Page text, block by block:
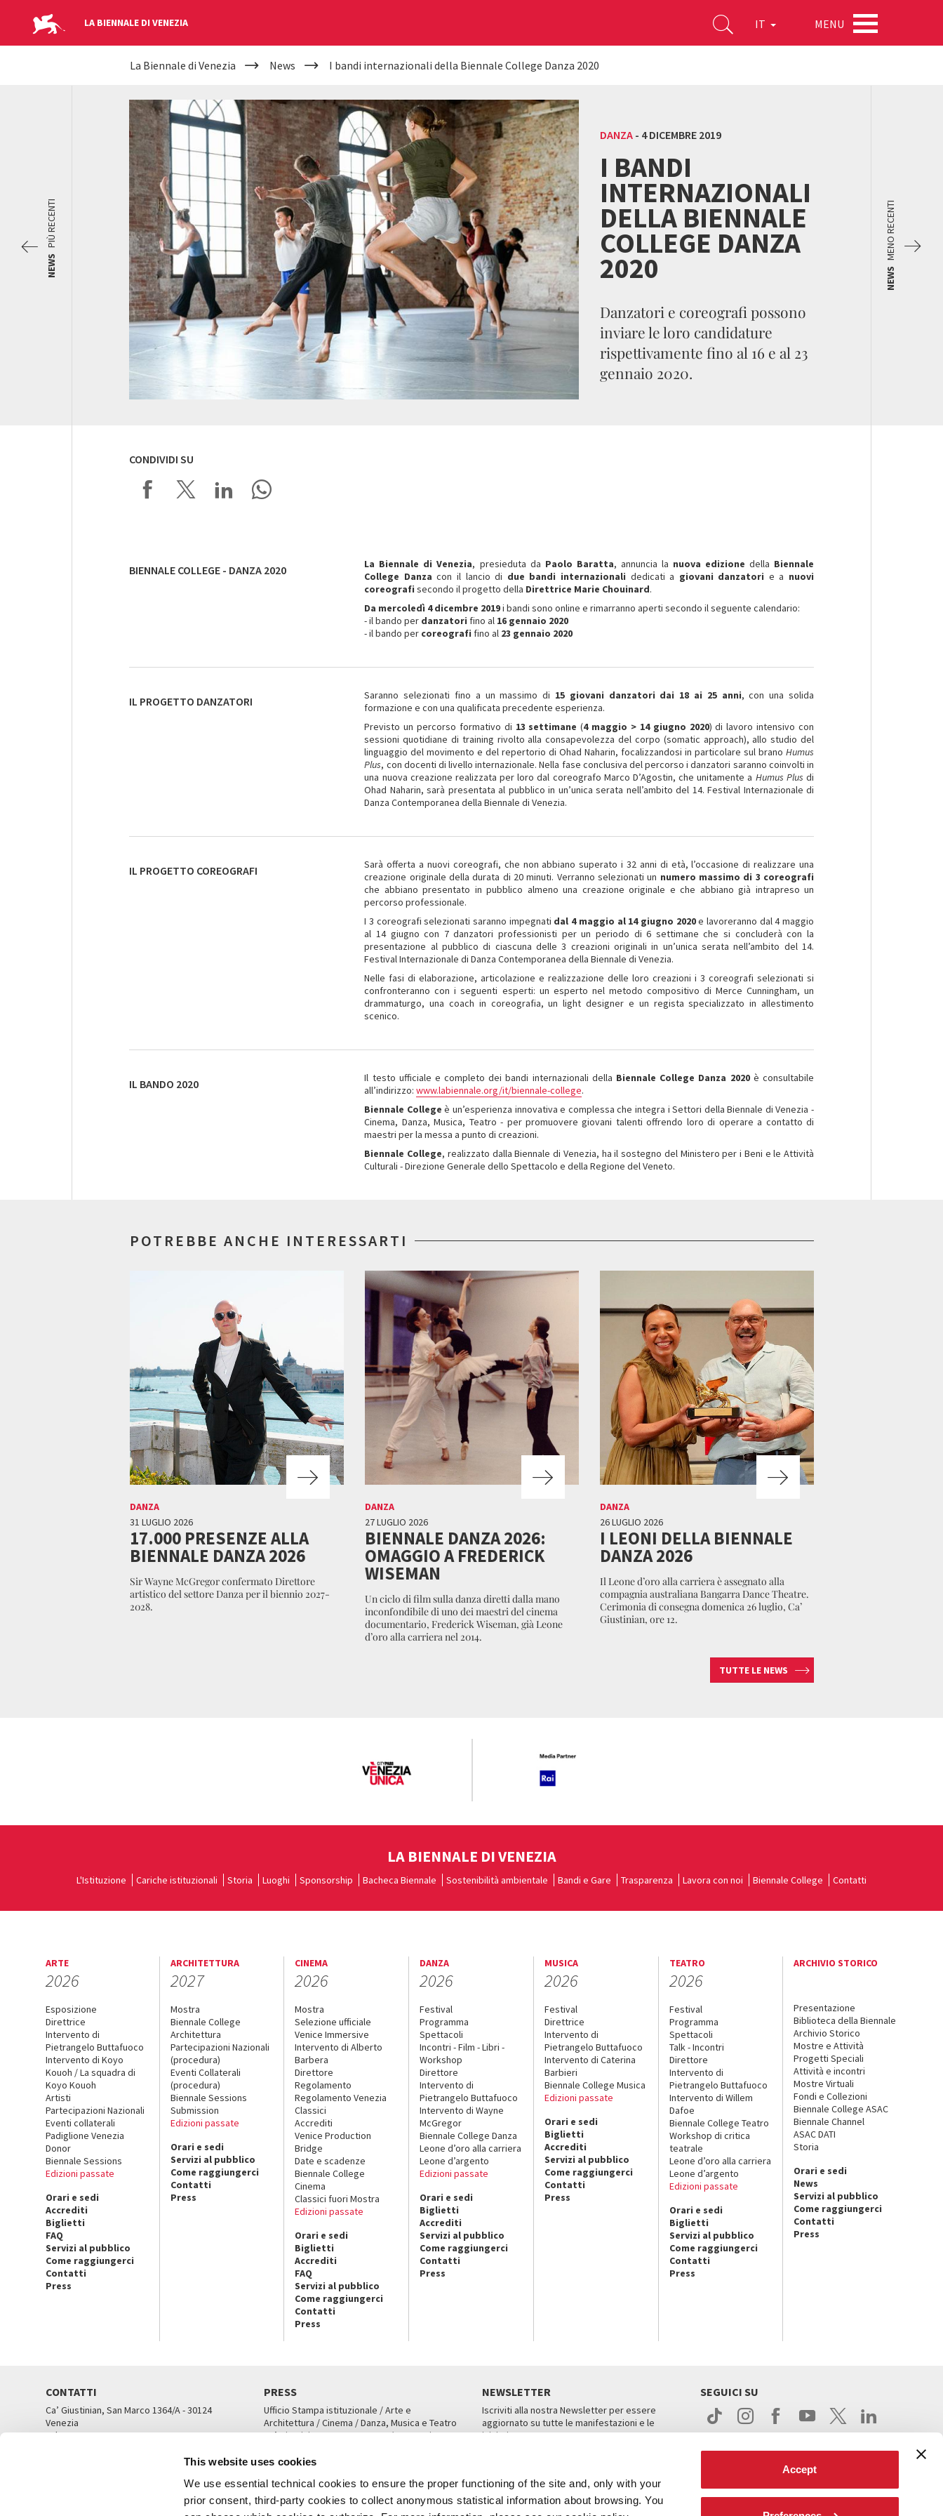
This website uses cookies
We use essential technical cookies to ensure the proper functioning of the site and, only with your
prior consent, third-party cookies to collect anonymous statistical information about browsing. You
Accept
LA BIENNALE DI VENEZIA IT MENU
YOUR
HERE
La Biennale di Venezia News I bandi internazionali della Biennale College Danza 2020
DANZA- 4 DICEMBRE 2019
I BANDI
INTERNAZIONALI
DELLA BIENNALE
COLLEGE DANZA
2020
Danzatori e coreografi possono
inviare le loro candidature
rispettivamente fino al 16 e al 23
gennaio 2020.
NEWS
MENO RECENTI
NEWS
PIÙ RECENTI
CONDIVIDI SU
BIENNALE COLLEGE - DANZA 2020 La Biennale di Venezia, presieduta da Paolo Baratta, annuncia la nuova edizione della Biennale
College Danza con il lancio di due bandi internazionali dedicati a giovani danzatori e a nuovi
coreografi secondo il progetto della Direttrice Marie Chouinard.
Da mercoledì 4 dicembre 2019i bandi sono online e rimarranno aperti secondo il seguente calendario:
- il bando per danzatori fino al 16 gennaio 2020
- il bando per coreografi fino al 23 gennaio 2020
IL PROGETTO DANZATORI Saranno selezionati fino a un massimo di 15 giovani danzatori dai 18 ai 25 anni, con una solida
formazione e con una qualificata precedente esperienza.
Previsto un percorso formativo di 13 settimane (4 maggio > 14 giugno 2020) di lavoro intensivo con
sessioni quotidiane di training rivolto alla consapevolezza del corpo (somatic approach), allo studio del
linguaggio del movimento e del repertorio di Ohad Naharin, focalizzandosi in particolare sul brano Humus
Plus, con docenti di livello internazionale. Nella fase conclusiva del percorso i danzatori saranno coinvolti in
una nuova creazione realizzata per loro dal coreografo Marco D’Agostin, che unitamente a Humus Plus di
Ohad Naharin, sarà presentata al pubblico in un’unica serata nell’ambito del 14. Festival Internazionale di
Danza Contemporanea della Biennale di Venezia.
IL PROGETTO COREOGRAFI
Sarà offerta a nuovi coreografi, che non abbiano superato i 32 anni di età, l’occasione di realizzare una
creazione originale della durata di 20 minuti. Verranno selezionati un numero massimo di 3 coreografi
che abbiano presentato in pubblico almeno una creazione originale e che abbiano già intrapreso un
percorso professionale.
I 3 coreografi selezionati saranno impegnati dal 4 maggio al 14 giugno 2020e lavoreranno dal 4 maggio
al 14 giugno con 7 danzatori professionisti per un periodo di 6 settimane che si concluderà con la
presentazione al pubblico di ciascuna delle 3 creazioni originali in un’unica serata nell’ambito del 14.
Festival Internazionale di Danza Contemporanea della Biennale di Venezia.
Nelle fasi di elaborazione, articolazione e realizzazione delle loro creazioni i 3 coreografi selezionati si
confronteranno con i seguenti esperti: un esperto nel metodo compositivo di Merce Cunningham, un
drammaturgo, una coach in coreografia, un light designer e un regista specializzato in allestimento
scenico.
IL BANDO 2020 Il testo ufficiale e completo dei bandi internazionali della Biennale College Danza 2020è consultabile
all’indirizzo:www.labiennale.org/it/biennale-college.
Biennale College è un’esperienza innovativa e complessa che integra i Settori della Biennale di Venezia -
Cinema, Danza, Musica, Teatro - per promuovere giovani talenti offrendo loro di operare a contatto di
maestri per la messa a punto di creazioni.
Biennale College, realizzato dalla Biennale di Venezia, ha il sostegno del Ministero per i Beni e le Attività
Culturali - Direzione Generale dello Spettacolo e della Regione del Veneto.
POTREBBE ANCHE INTERESSARTI
DANZA
31 LUGLIO 2026
17.000 PRESENZE ALLA
BIENNALE DANZA 2026
Sir Wayne McGregor confermato Direttore
artistico del settore Danza per il biennio 2027-
2028.
DANZA
27 LUGLIO 2026
BIENNALE DANZA 2026:
OMAGGIO A FREDERICK
WISEMAN
Un ciclo di film sulla danza diretti dalla mano
inconfondibile di uno dei maestri del cinema
documentario, Frederick Wiseman, già Leone
d’oro alla carriera nel 2014.
DANZA
26 LUGLIO 2026
I LEONI DELLA BIENNALE
DANZA 2026
Il Leone d’oro alla carriera è assegnato alla
compagnia australiana Bangarra Dance Theatre.
Cerimonia di consegna domenica 26 luglio, Ca’
Giustinian, ore 12.
TUTTE LE NEWS
LA BIENNALE DI VENEZIA
L'Istituzione Cariche istituzionali Storia Luoghi Sponsorship Bacheca Biennale Sostenibilità ambientale Bandi e Gare Trasparenza Lavora con noi Biennale College Contatti
ARTE
2026
Esposizione
Direttrice
Intervento di
Pietrangelo Buttafuoco
Intervento di Koyo
Kouoh / La squadra di
Koyo Kouoh
Artisti
Partecipazioni Nazionali
Eventi collaterali
Padiglione Venezia
Donor
Biennale Sessions
Edizioni passate
Orari e sedi
Accrediti
Biglietti
FAQ
Servizi al pubblico
Come raggiungerci
Contatti
Press
ARCHITETTURA
2027
Mostra
Biennale College
Architettura
Partecipazioni Nazionali
(procedura)
Eventi Collaterali
(procedura)
Biennale Sessions
Submission
Edizioni passate
Orari e sedi
Servizi al pubblico
Come raggiungerci
Contatti
Press
CINEMA
2026
Mostra
Selezione ufficiale
Venice Immersive
Intervento di Alberto
Barbera
Direttore
Regolamento
Regolamento Venezia
Classici
Accrediti
Venice Production
Bridge
Date e scadenze
Biennale College
Cinema
Classici fuori Mostra
Edizioni passate
Orari e sedi
Biglietti
Accrediti
FAQ
Servizi al pubblico
Come raggiungerci
Contatti
Press
DANZA
2026
Festival
Programma
Spettacoli
Incontri - Film - Libri -
Workshop
Direttore
Intervento di
Pietrangelo Buttafuoco
Intervento di Wayne
McGregor
Biennale College Danza
Leone d’oro alla carriera
Leone d’argento
Edizioni passate
Orari e sedi
Biglietti
Accrediti
Servizi al pubblico
Come raggiungerci
Contatti
Press
MUSICA
2026
Festival
Direttrice
Intervento di
Pietrangelo Buttafuoco
Intervento di Caterina
Barbieri
Biennale College Musica
Edizioni passate
Orari e sedi
Biglietti
Accrediti
Servizi al pubblico
Come raggiungerci
Contatti
Press
TEATRO
2026
Festival
Programma
Spettacoli
Talk - Incontri
Direttore
Intervento di
Pietrangelo Buttafuoco
Intervento di Willem
Dafoe
Biennale College Teatro
Workshop di critica
teatrale
Leone d’oro alla carriera
Leone d’argento
Edizioni passate
Orari e sedi
Biglietti
Servizi al pubblico
Come raggiungerci
Contatti
Press
ARCHIVIO STORICO
Presentazione
Biblioteca della Biennale
Archivio Storico
Mostre e Attività
Progetti Speciali
Attività e incontri
Mostre Virtuali
Fondi e Collezioni
Biennale College ASAC
Biennale Channel
ASAC DATI
Storia
Orari e sedi
News
Servizi al pubblico
Come raggiungerci
Contatti
Press
CONTATTI
Ca’ Giustinian, San Marco 1364/A - 30124
Venezia
Tel. 041 5218711
PRESS
Ufficio Stampa istituzionale / Arte e
Architettura / Cinema / Danza, Musica e Teatro
Ca’ Giustinian, San Marco 1364/A, Venezia
UFFICI STAMPA
NEWSLETTER
Iscriviti alla nostra Newsletter per essere
aggiornato su tutte le manifestazioni e le
iniziative.
SEGUICI SU